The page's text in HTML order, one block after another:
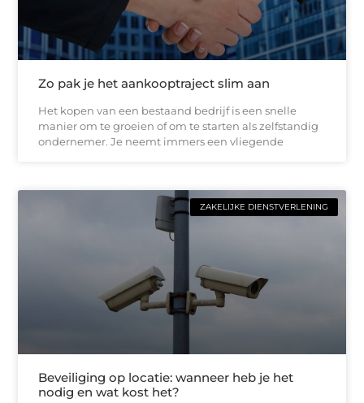
Zo pak je het aankooptraject slim aan
Het kopen van een bestaand bedrijf is een snelle
manier om te groeien of om te starten als zelfstandig
ondernemer. Je neemt immers een vliegende
ZAKELIJKE DIENSTVERLENING
Beveiliging op locatie: wanneer heb je het
nodig en wat kost het?